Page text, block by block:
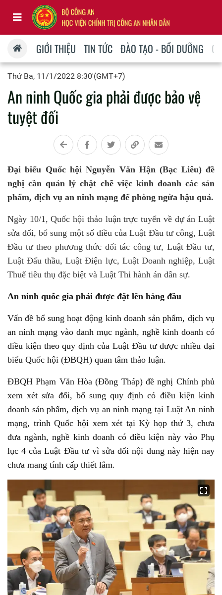
GIỚI THIỆU TIN TỨC ĐÀO TẠO - BỒI DƯỠNG
Thứ Ba, 11/1/2022 8:30'(GMT+7)
An ninh Quốc gia phải được bảo vệ
tuyệt đối
Đại biểu Quốc hội Nguyễn Văn Hận (Bạc Liêu) đề
nghị cần quản lý chặt chẽ việc kinh doanh các sản
phẩm, dịch vụ an ninh mạng để phòng ngừa hậu quả.
Ngày 10/1, Quốc hội thảo luận trực tuyến về dự án Luật
sửa đổi, bổ sung một số điều của Luật Đầu tư công, Luật
Đầu tư theo phương thức đối tác công tư, Luật Đầu tư,
Luật Đấu thầu, Luật Điện lực, Luật Doanh nghiệp, Luật
Thuế tiêu thụ đặc biệt và Luật Thi hành án dân sự.
An ninh quốc gia phải được đặt lên hàng đầu
Vấn đề bổ sung hoạt động kinh doanh sản phẩm, dịch vụ
an ninh mạng vào danh mục ngành, nghề kinh doanh có
điều kiện theo quy định của Luật Đầu tư được nhiều đại
biểu Quốc hội (ĐBQH) quan tâm thảo luận.
ĐBQH Phạm Văn Hòa (Đồng Tháp) đề nghị Chính phủ
xem xét sửa đổi, bổ sung quy định có điều kiện kinh
doanh sản phẩm, dịch vụ an ninh mạng tại Luật An ninh
mạng, trình Quốc hội xem xét tại Kỳ họp thứ 3, chưa
đưa ngành, nghề kinh doanh có điều kiện này vào Phụ
lục 4 của Luật Đầu tư vì sửa đổi nội dung này hiện nay
chưa mang tính cấp thiết lắm.